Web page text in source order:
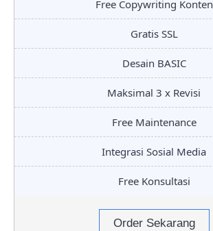
Free Copywriting Konten
Gratis SSL
Desain BASIC
Maksimal 3 x Revisi
Free Maintenance
Integrasi Sosial Media
Free Konsultasi
Order Sekarang